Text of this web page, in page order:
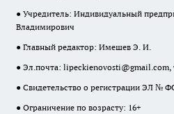
● Учредитель: Индивидуальный
Владимирович
● Главный редактор: Имешев Э. И.
● Эл.почта: lipeckienovosti@gmail.com,
● Свидетельство о регистрации ЭЛ № ФС
● Ограничение по возрасту: 16+